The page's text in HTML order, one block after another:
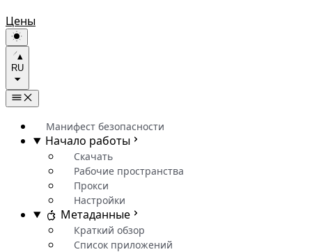
Цены
RU
Манифест безопасности
Начало работы
Скачать
Рабочие пространства
Прокси
Настройки
Метаданные
Краткий обзор
Список приложений